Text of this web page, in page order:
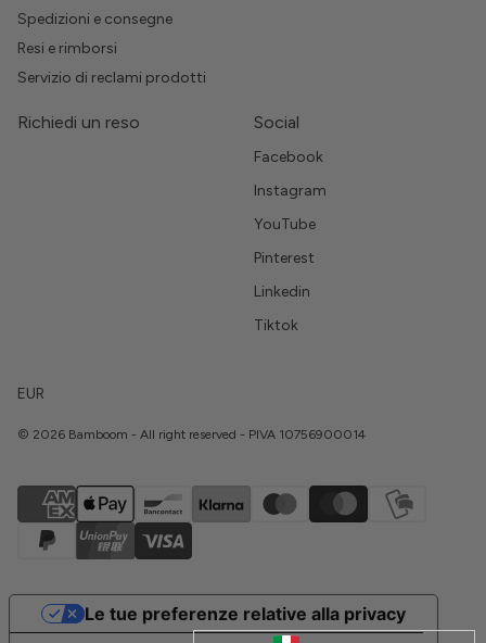
Spedizioni e consegne
Resi e rimborsi
Servizio di reclami prodotti
Richiedi un reso Social
Facebook
Instagram
YouTube
Pinterest
Linkedin
Tiktok
EUR
© 2026 Bamboom - All right reserved - PIVA 10756900014
Le tue preferenze relative alla privacy